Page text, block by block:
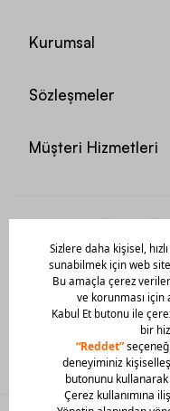
Kurumsal
Sözleşmeler
Müşteri Hizmetleri
Mobil